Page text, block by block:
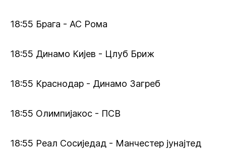
18:55 Брага - АС Рома
18:55 Динамо Кијев - Цлуб Бриж
18:55 Краснодар - Динамо Загреб
18:55 Олимпијакос - ПСВ
18:55 Реал Сосиједад - Манчестер јунајтед